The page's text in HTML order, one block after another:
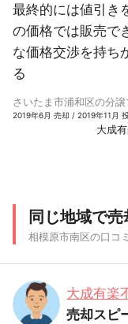
最終的には値引き
の価格では販売で
な価格交渉を持ち
る
さいたま市浦和区の分
2019年6月 売却 / 2019年11月
大成
同じ地域で
相模原市南区の口コ
大成有楽
売却スピ